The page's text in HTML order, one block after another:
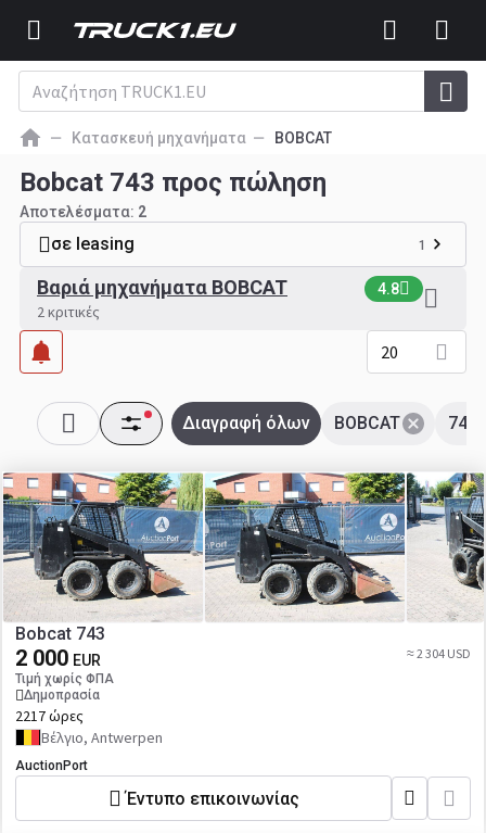
Κατασκευή μηχανήματα BOBCAT
Bobcat 743 προς πώληση
Αποτελέσματα: 2
σε leasing 1
Βαριά μηχανήματα BOBCAT 4.8
2 κριτικές
20
743
BOBCAT
Διαγραφή όλων
Bobcat 743
2 000 EUR
Τιμή χωρίς ΦΠΑ
Δημοπρασία
≈ 2 304 USD
2217 ώρες
Βέλγιο, Antwerpen
AuctionPort
Έντυπο επικοινωνίας